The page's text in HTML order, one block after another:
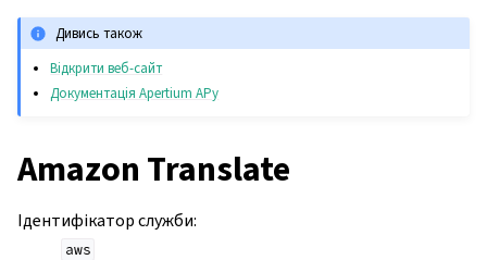
Дивись також
Відкрити веб-сайт
Документація Apertium APy
Amazon Translate
Ідентифікатор служби:
aws